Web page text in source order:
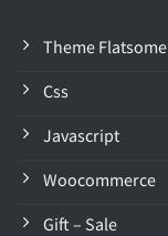
Theme Flatsome
Css
Javascript
Woocommerce
Gift – Sale